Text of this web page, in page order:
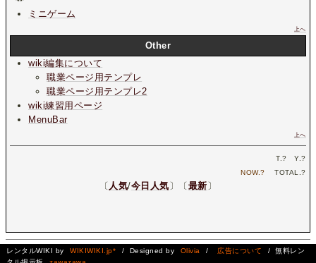
ミニゲーム
上へ
Other
wiki編集について
職業ページ用テンプレ
職業ページ用テンプレ2
wiki練習用ページ
MenuBar
上へ
T.? Y.?
NOW.? TOTAL.?
〔 人気/今日人気 〕〔 最新 〕
レンタルWIKI by WIKIWIKI.jp* / Designed by Olivia / 広告について
/ 無料レン